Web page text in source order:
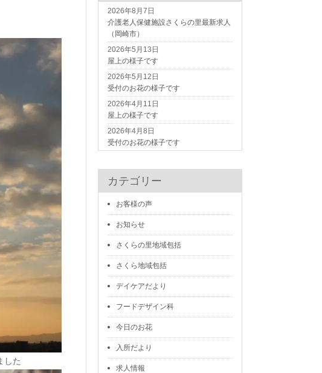
した
介護老人保健施設さくらの里最新求人
（岡崎市）
2026年8月7日
屋上の様子です
2026年5月13日
受付のお花の様子です
2026年5月12日
屋上の様子です
2026年4月11日
受付のお花の様子です
2026年4月8日
カテゴリー
お客様の声
お知らせ
さくらの里地域包括
さくら地域包括
デイケアだより
フードデザイン科
今日のお花
入所だより
求人情報